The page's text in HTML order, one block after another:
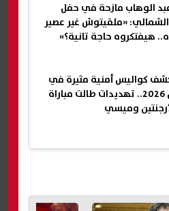
الوهاب مازحة في حفل
«ملقيتوش غير عصير
هيفتكروه حاجة تانية؟»
كواليس أمنية مثيرة في
مونديال 2026.. تهديدات طالت مباراة
وميسي